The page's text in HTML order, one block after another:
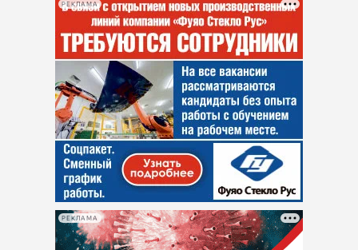
РЕКЛАМА
РЕКЛАМА